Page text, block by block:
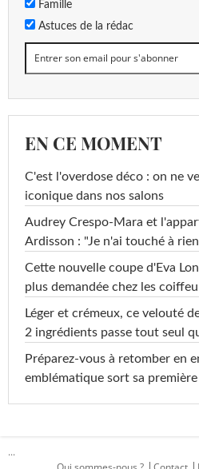
Famille
Astuces de la rédac
EN CE MOMENT
C'est l'overdose déco : on ne
iconique dans nos salons
Audrey Crespo-Mara et
Ardisson : "Je n'ai touché à
Cette nouvelle coupe d'Eva
plus demandée chez les
Léger et crémeux, ce velouté
2 ingrédients passe tout seul
Préparez-vous à retomber en
emblématique sort sa
...